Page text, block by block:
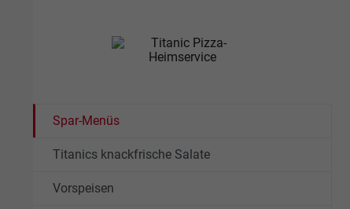
Spar-Menüs
Titanics knackfrische Salate
Vorspeisen